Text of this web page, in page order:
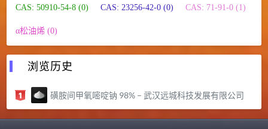
CAS: 50910-54-8 (0) CAS: 23256-42-0 (0) CAS: 71-91-0 (1)
α松油烯 (0)
浏览历史
磺胺间甲氧嘧啶钠 98% – 武汉远城科技发展有限公司